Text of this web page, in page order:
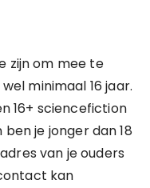
zijn om mee te
minimaal 16 jaar.
16+ sciencefiction
je jonger dan 18
van je ouders
kan